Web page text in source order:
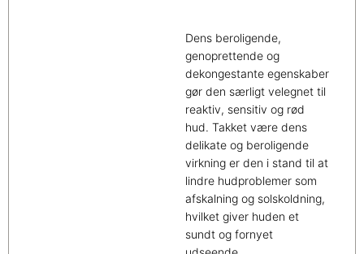
Dens beroligende,
genoprettende og
dekongestante egenskaber
gør den særligt velegnet til
reaktiv, sensitiv og rød
hud. Takket være dens
delikate og beroligende
virkning er den i stand til at
lindre hudproblemer som
afskalning og solskoldning,
hvilket giver huden et
sundt og fornyet